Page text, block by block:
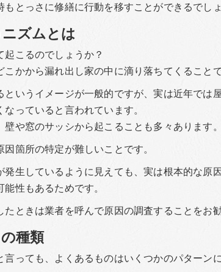
とっさに修繕に行動を移すことができるでしょ
ズムとは
こるのでしょうか？
かから漏れ出し家の中に滴り落ちてくることで
いうイメージが一般的ですが、実は近年では
っていると言われています。
や窓のサッシから起こることも多々あります。
箇所の特定が難しいことです。
生しているように見えても、実は根本的な原
性もあるためです。
ときは業者を呼んで原因の調査することをお勧
種類
っても、よくあるものはいくつかのパターン